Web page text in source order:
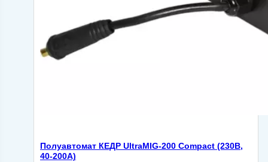
Полуавтомат КЕДР UltraMIG-200 Compact (230В,
40-200А)